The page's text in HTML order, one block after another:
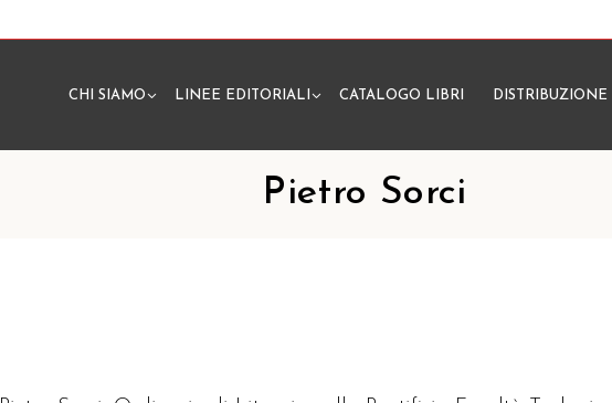
CHI SIAMO LINEE EDITORIALI CATALOGO LIBRI DISTRIBUZIONE
Pietro Sorci